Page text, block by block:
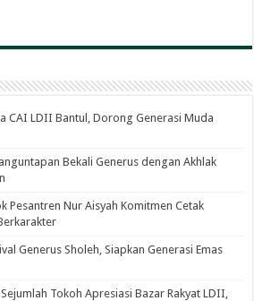
CAI LDII Bantul, Dorong Generasi Muda
Bekali Generus dengan Akhlak
Pesantren Nur Aisyah Komitmen Cetak
Generus Sholeh, Siapkan Generasi Emas
Tokoh Apresiasi Bazar Rakyat LDII,